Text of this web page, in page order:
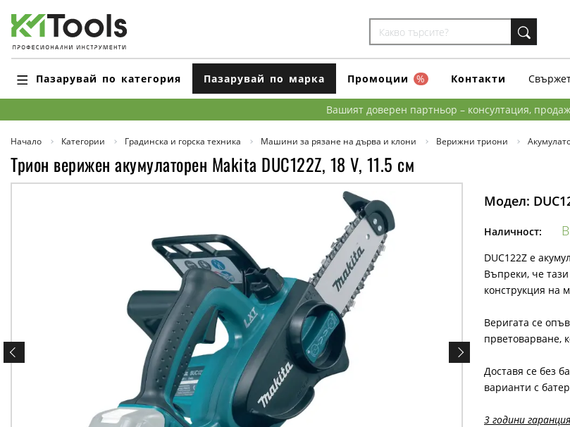
Пазарувай по категория Пазарувай по марка Промоции % Контакти
Вашият доверен партньор – консултация,
Начало Категории Градинска и горска техника Машини за рязане на дърва и клони Верижни триони
Трион верижен акумулаторен Makita DUC122Z, 18 V, 11.5 см
Модел:
Наличност:
DUC122Z е
Въпреки, че
конструкция на
Веригата се
прветоварване,
Доставя се без
варианти с
3 години